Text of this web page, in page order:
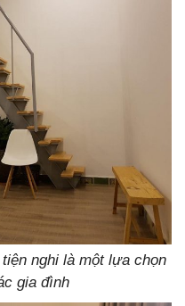
nghi là một lựa chọn
gia đình